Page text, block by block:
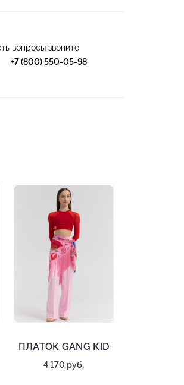
вопросы звоните
+7 (800) 550-05-98
ПЛАТОК GANG KID
4 170 руб.